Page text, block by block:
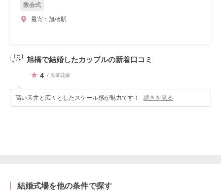
教会式
最寄： 旭橋駅
旭橋で結婚したカップルの新着口コミ
4 / 先輩花嫁
高い天井と広々としたスケール感が魅力です！ 続きを見る
結婚式場を他の条件で探す